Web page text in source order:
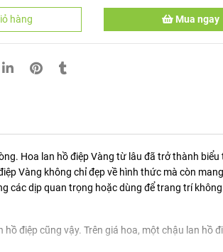
hàng Mua ngay
Hoa lan hồ điệp Vàng từ lâu đã trở thành biểu
Vàng không chỉ đẹp về hình thức mà còn
các dịp quan trọng hoặc dùng để trang trí
điệp cũng vậy. Trên giá hoa, một chậu lan hồ